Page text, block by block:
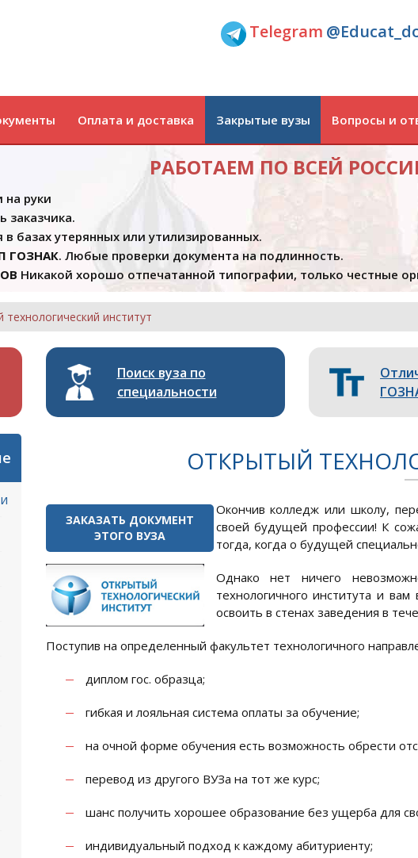
Telegram
Оплата и доставка Закрытые вузы Вопросы и
РАБОТАЕМ ПО ВСЕЙ
на руки
заказчика.
базах утерянных или утилизированных.
ГОЗНАК. Любые проверки документа на подлинность.
Никакой хорошо отпечатанной типографии, только честные
институт
Поиск вуза по
специальности
ОТКРЫТЫЙ
ЗАКАЗАТЬ ДОКУМЕНТ
ЭТОГО ВУЗА
Окончив колледж или школу,
своей будущей профессии! К
тогда, когда о будущей
Однако нет ничего
технологичного института и
освоить в стенах заведения в
Поступив на определенный факультет технологичного
диплом гос. образца;
гибкая и лояльная система оплаты за обучение;
на очной форме обучения есть возможность обрести
перевод из другого ВУЗа на тот же курс;
шанс получить хорошее образование без ущерба для
индивидуальный подход к каждому абитуриенту;